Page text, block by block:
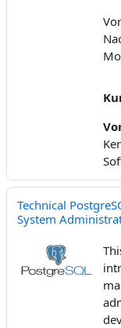
Technical
System